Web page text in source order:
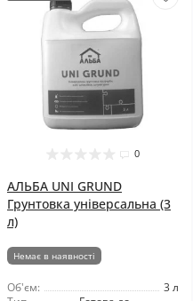
0
АЛЬБА UNI GRUND
Грунтовка універсальна (3
л)
Немає в наявності
Об'єм:
3 л